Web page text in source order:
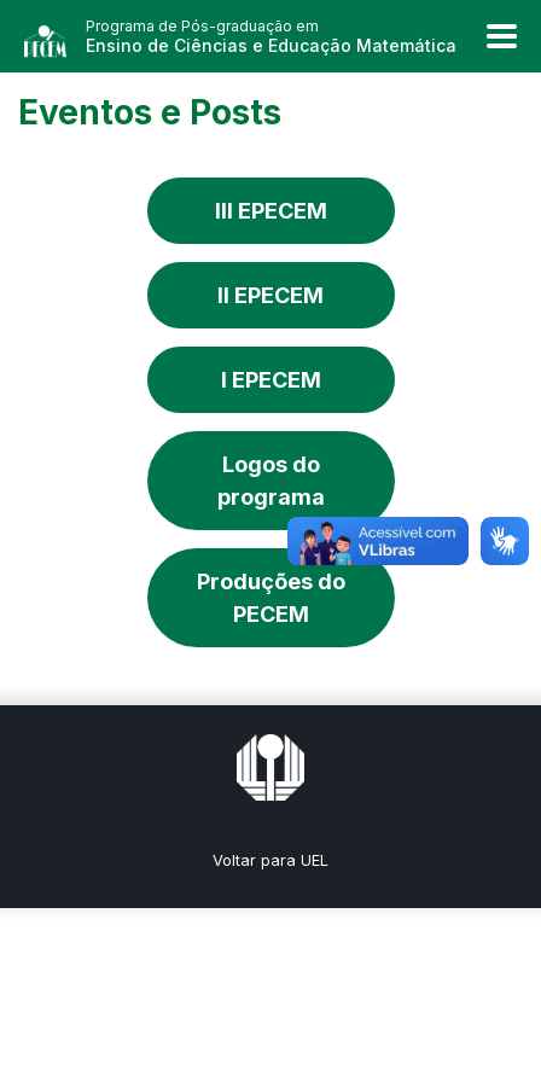
Programa de Pós-graduação em
Ensino de Ciências e Educação Matemática
Eventos e Posts
III EPECEM
II EPECEM
I EPECEM
Logos do
programa
Produções do
PECEM
Voltar para UEL